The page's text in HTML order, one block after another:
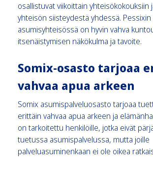
osallistuvat viikoittain yhteisökokouksiin
yhteisön siisteydestä yhdessä. Pessixin
asumisyhteisössä on hyvin vahva
itsenäistymisen näkökulma ja tavoite.
Somix-osasto tarjoaa
vahvaa apua arkeen
Somix asumispalveluosasto tarjoaa
erittäin vahvaa apua arkeen ja
on tarkoitettu henkilöille, jotka eivät
tuetussa asumispalvelussa, mutta joille
palveluasuminenkaan ei ole oikea